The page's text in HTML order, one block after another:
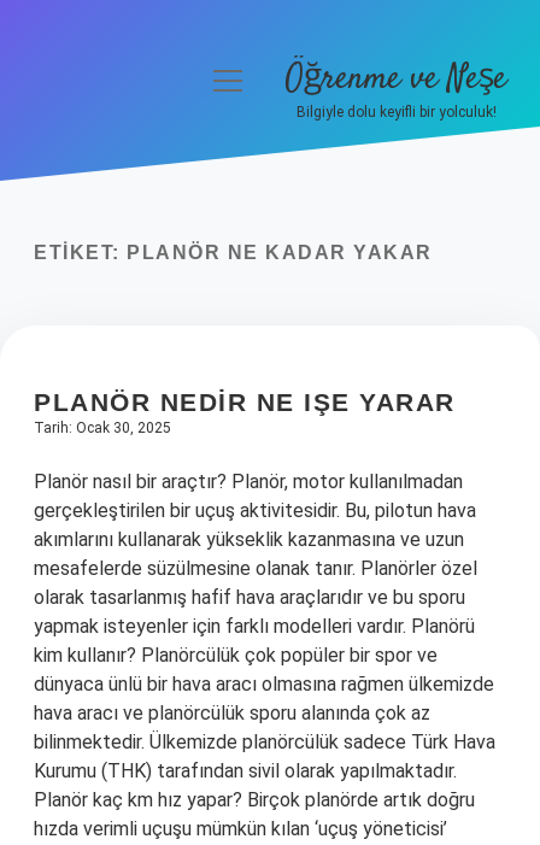
Yasal Uyarı
menüyüÖğrenme ve Neşe
Bilgiyle dolu keyifli bir yolculuk!
ETIKET: PLANÖR NE KADAR YAKAR
PLANÖR NEDIR NE IŞE YARAR
Tarih: Ocak 30, 2025
Planör nasıl bir araçtır? Planör, motor kullanılmadan
gerçekleştirilen bir uçuş aktivitesidir. Bu, pilotun hava
akımlarını kullanarak yükseklik kazanmasına ve uzun
mesafelerde süzülmesine olanak tanır. Planörler özel
olarak tasarlanmış hafif hava araçlarıdır ve bu sporu
yapmak isteyenler için farklı modelleri vardır. Planörü
kim kullanır? Planörcülük çok popüler bir spor ve
dünyaca ünlü bir hava aracı olmasına rağmen ülkemizde
hava aracı ve planörcülük sporu alanında çok az
bilinmektedir. Ülkemizde planörcülük sadece Türk Hava
Kurumu (THK) tarafından sivil olarak yapılmaktadır.
Planör kaç km hız yapar? Birçok planörde artık doğru
hızda verimli uçuşu mümkün kılan ‘uçuş yöneticisi’